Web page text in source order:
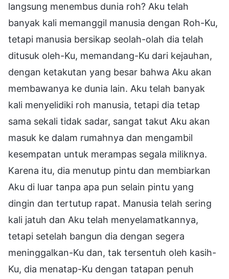
langsung menembus dunia roh? Aku telah
banyak kali memanggil manusia dengan Roh-Ku,
tetapi manusia bersikap seolah-olah dia telah
ditusuk oleh-Ku, memandang-Ku dari kejauhan,
dengan ketakutan yang besar bahwa Aku akan
membawanya ke dunia lain. Aku telah banyak
kali menyelidiki roh manusia, tetapi dia tetap
sama sekali tidak sadar, sangat takut Aku akan
masuk ke dalam rumahnya dan mengambil
kesempatan untuk merampas segala miliknya.
Karena itu, dia menutup pintu dan membiarkan
Aku di luar tanpa apa pun selain pintu yang
dingin dan tertutup rapat. Manusia telah sering
kali jatuh dan Aku telah menyelamatkannya,
tetapi setelah bangun dia dengan segera
meninggalkan-Ku dan, tak tersentuh oleh kasih-
Ku, dia menatap-Ku dengan tatapan penuh